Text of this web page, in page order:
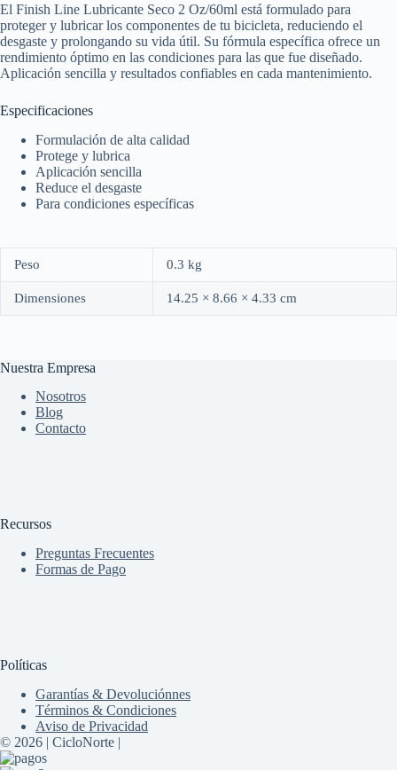
El Finish Line Lubricante Seco 2 Oz/60ml está formulado para
proteger y lubricar los componentes de tu bicicleta, reduciendo el
desgaste y prolongando su vida útil. Su fórmula específica ofrece un
rendimiento óptimo en las condiciones para las que fue diseñado.
Aplicación sencilla y resultados confiables en cada mantenimiento.
Especificaciones
Formulación de alta calidad
Protege y lubrica
Aplicación sencilla
Reduce el desgaste
Para condiciones específicas
Peso 0.3 kg
Dimensiones 14.25 × 8.66 × 4.33 cm
Nuestra Empresa
Nosotros
Blog
Contacto
Recursos
Preguntas Frecuentes
Formas de Pago
Políticas
Garantías & Devoluciónnes
Términos & Condiciones
Aviso de Privacidad
© 2026 | CicloNorte |